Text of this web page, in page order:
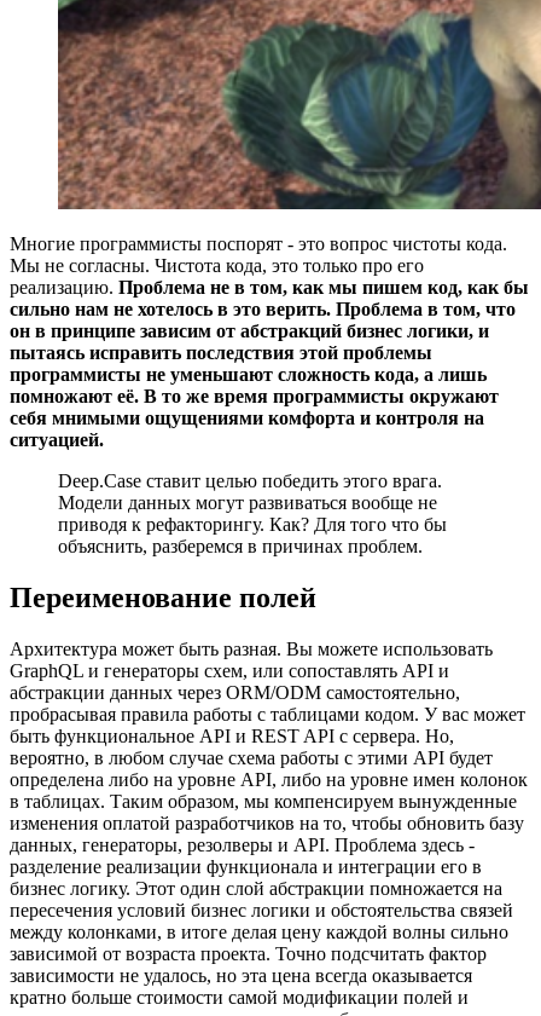
Многие программисты поспорят - это вопрос чистоты кода.
Мы не согласны. Чистота кода, это только про его
реализацию. Проблема не в том, как мы пишем код, как бы
сильно нам не хотелось в это верить. Проблема в том, что
он в принципе зависим от абстракций бизнес логики, и
пытаясь исправить последствия этой проблемы
программисты не уменьшают сложность кода, а лишь
помножают её. В то же время программисты окружают
себя мнимыми ощущениями комфорта и контроля на
ситуацией.
Deep.Case ставит целью победить этого врага.
Модели данных могут развиваться вообще не
приводя к рефакторингу. Как? Для того что бы
объяснить, разберемся в причинах проблем.
Переименование полей
Архитектура может быть разная. Вы можете использовать
GraphQL и генераторы схем, или сопоставлять API и
абстракции данных через ORM/ODM самостоятельно,
пробрасывая правила работы с таблицами кодом. У вас может
быть функциональное API и REST API с сервера. Но,
вероятно, в любом случае схема работы с этими API будет
определена либо на уровне API, либо на уровне имен колонок
в таблицах. Таким образом, мы компенсируем вынужденные
изменения оплатой разработчиков на то, чтобы обновить базу
данных, генераторы, резолверы и API. Проблема здесь -
разделение реализации функционала и интеграции его в
бизнес логику. Этот один слой абстракции помножается на
пересечения условий бизнес логики и обстоятельства связей
между колонками, в итоге делая цену каждой волны сильно
зависимой от возраста проекта. Точно подсчитать фактор
зависимости не удалось, но эта цена всегда оказывается
кратно больше стоимости самой модификации полей и